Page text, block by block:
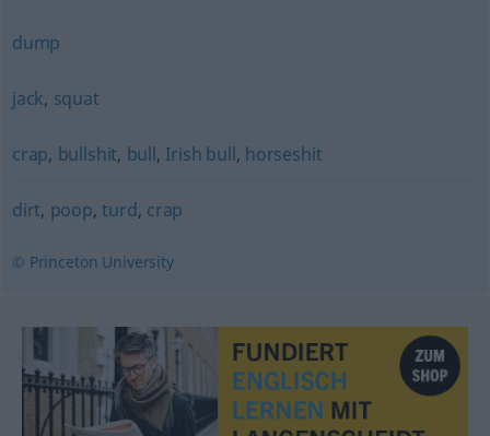
dump
jack, squat
crap, bullshit, bull, Irish bull, horseshit
dirt, poop,turd, crap
© Princeton University